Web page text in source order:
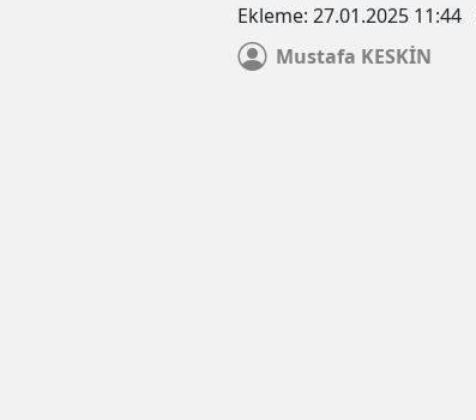
Ekleme: 27.01.2025 11:44
Mustafa KESKİN